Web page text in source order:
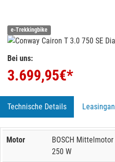
e-Trekkingbike
Bei uns:
3.699,95€*
Technische Details
Motor
BOSCH
250 W